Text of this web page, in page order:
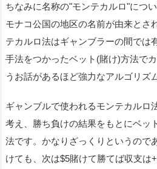
ちなみに名称の"モンテカルロ"につ
モナコ公国の地区の名前が由来とさ
テカルロ法はギャンブラーの間では
手法をつかったベット(賭け)方法で
うお話があるほど強力なアルゴリズ
ギャンブルで使われるモンテカルロ
考え、勝ち負けの結果をもとにベッ
法です。かなりざっくりというので
けても、次は$5賭けて勝てば収支は